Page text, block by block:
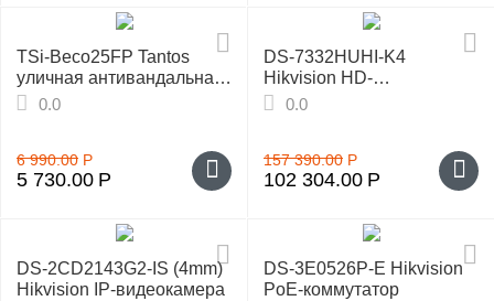
TSi-Beco25FP Tantos
уличная антивандальная
камера
0.0
6 990.00 Р
5 730.00 Р
DS-7332HUHI-K4
Hikvision HD-
видеорегистратор
0.0
157 390.00 Р
102 304.00 Р
DS-2CD2143G2-IS (4mm)
Hikvision IP-видеокамера
DS-3E0526P-E Hikvision
PoE-коммутатор